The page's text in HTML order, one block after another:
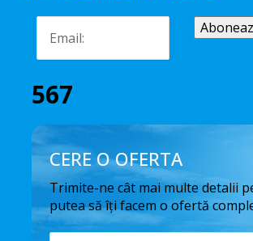
567
CERE O OFERTA
Trimite-ne cât mai multe detalii
putea să îți facem o ofertă